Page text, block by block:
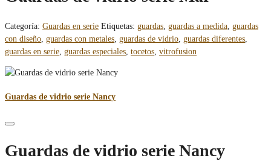
Categoría: Guardas en serie Etiquetas: guardas, guardas a medida, guardas
con diseño, guardas con metales, guardas de vidrio, guardas diferentes,
guardas en serie, guardas especiales, tocetos, vitrofusion
Guardas de vidrio serie Nancy
Guardas de vidrio serie Nancy